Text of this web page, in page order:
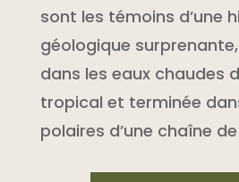
sont les témoins d’une
géologique
dans les eaux chaudes
tropical et terminée
polaires d’une chaîne